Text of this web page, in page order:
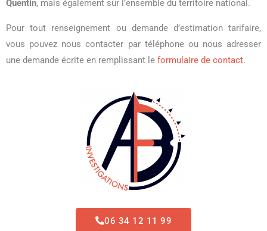
Quentin, mais également sur l’ensemble du territoire national.
Pour tout renseignement ou demande d’estimation tarifaire,
vous pouvez nous contacter par téléphone ou nous adresser
une demande écrite en remplissant le formulaire de contact.
06 34 12 11 99